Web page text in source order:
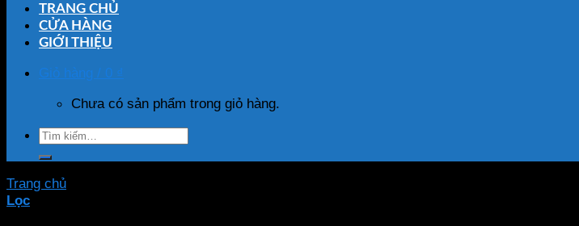
TRANG CHỦ
CỬA HÀNG
GIỚI THIỆU
Giỏ hàng / 0 ₫
Chưa có sản phẩm trong giỏ hàng.
Tìm
Trang chủ
Lọc